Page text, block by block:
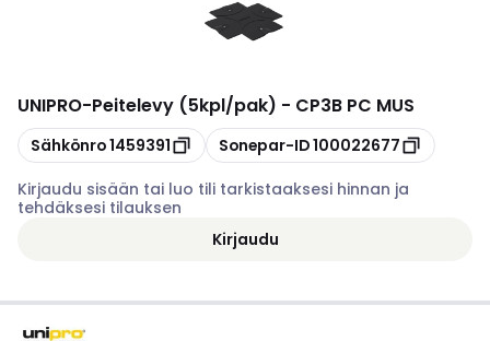
UNIPRO-Peitelevy (5kpl/pak) - CP3B PC MUS
Kopioi
Sähkönro1459391 Kopioi
Sonepar-ID100022677
Kirjaudu sisään tai luo tili tarkistaaksesi hinnan ja
tehdäksesi tilauksen
Kirjaudu